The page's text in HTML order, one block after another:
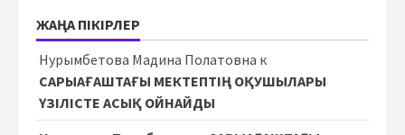
ЖАҢА ПІКІРЛЕР
Нурымбетова Мадина Полатовна к
САРЫАҒАШТАҒЫ МЕКТЕПТІҢ ОҚУШЫЛАРЫ
ҮЗІЛІСТЕ АСЫҚ ОЙНАЙДЫ